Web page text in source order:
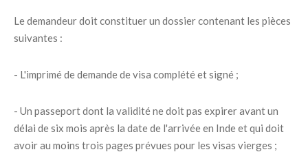
Le demandeur doit constituer un dossier contenant les pièces
suivantes :
- L'imprimé de demande de visa complété et signé ;
- Un passeport dont la validité ne doit pas expirer avant un
délai de six mois après la date de l'arrivée en Inde et qui doit
avoir au moins trois pages prévues pour les visas vierges ;